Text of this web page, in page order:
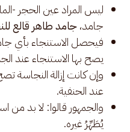
ليس المراد عين الحجر -
جامد،جامد طاهر قالع
فيحصل الاستنجاء بأي
يصح بها الاستنجاء عند
وإن كانت إزالة النجاسة
عند الحنفية.
والجمهور قالوا: لا بد من
يُطَهِّرُ غيره.